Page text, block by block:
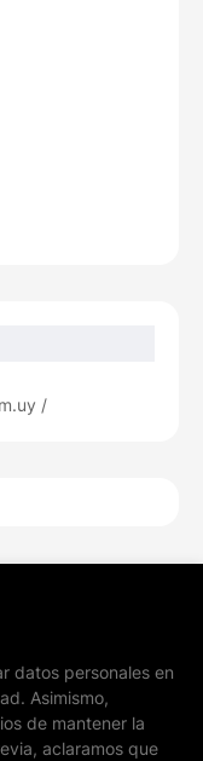
/
datos personales en
Asimismo,
de mantener la
aclaramos que